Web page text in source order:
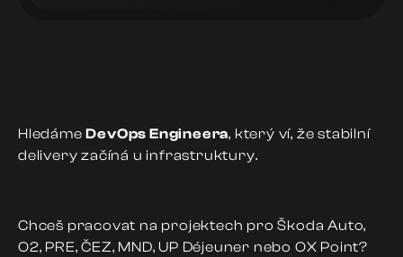
Hledáme DevOps Engineera, který ví, že stabilní
delivery začíná u infrastruktury.
Chceš pracovat na projektech pro Škoda Auto,
O2, PRE, ČEZ, MND, UP Déjeuner nebo OX Point?